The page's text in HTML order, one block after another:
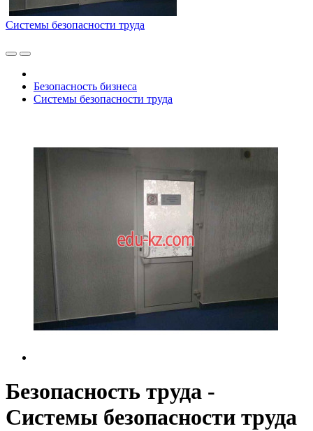
Системы безопасности труда
Безопасность бизнеса
Системы безопасности труда
Безопасность труда -
Системы безопасности труда